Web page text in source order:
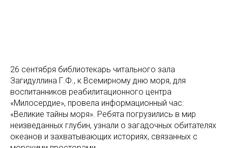
26 сентября библиотекарь читального зала
Загидуллина Г.Ф., к Всемирному дню моря, для
воспитанников реабилитационного центра
«Милосердие», провела информационный час:
«Великие тайны моря». Ребята погрузились в мир
неизведанных глубин, узнали о загадочных обитателях
океанов и захватывающих историях, связанных с